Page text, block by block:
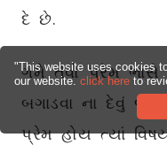
"This website uses cookies
our website. click here to
દે છે.
ગમે તેવો પ્રેમ ભાસે
બગાડવા ના દેવું
પ્રેમ હોય ત્યાં